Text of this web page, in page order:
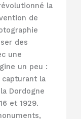
la
de
des
une
un peu :
capturant la
Dordogne
et 1929.